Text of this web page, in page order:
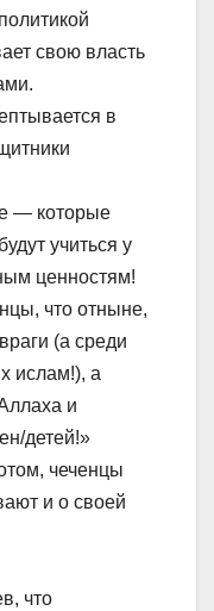
свою власть
в
— которые
учиться у
ценностям!
что отныне,
(а среди
ислам!), а
и
детей!»
чеченцы
и о своей
что